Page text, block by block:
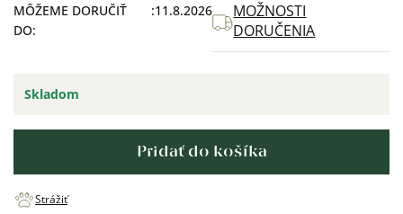
Skladom
MÔŽEME DORUČIŤ
DO:
11.8.2026
MOŽNOSTI
DORUČENIA
Pridať do košíka
Strážiť